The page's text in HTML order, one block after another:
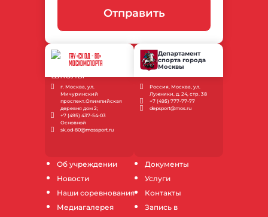
Об учреждении
Новости
Наши соревнования
Медиагалерея
Документы
Услуги
Контакты
Запись в
Отправить
ГАУ «СК ОД - 80»
МОСКОМСПОРТА
г. Москва, ул.
Мичуринский
проспект.Олимпийская
деревня дом 2;
+7 (495) 437-54-03
Основной
sk.od-80@mossport.ru
Департамент
спорта города
Москвы
Россия, Москва, ул.
Лужники, д. 24, стр. 38
+7 (495) 777-77-77
depsport@mos.ru